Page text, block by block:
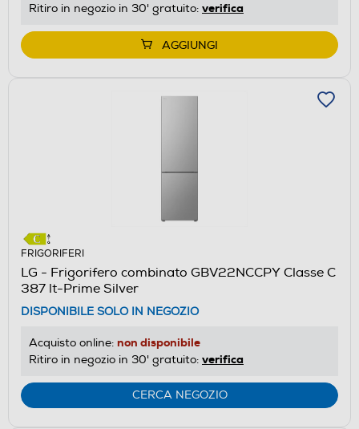
Ritiro in negozio in 30' gratuito: verifica
AGGIUNGI
FRIGORIFERI
LG - Frigorifero combinato GBV22NCCPY Classe C
387 lt-Prime Silver
DISPONIBILE SOLO IN NEGOZIO
Acquisto online: non disponibile
Ritiro in negozio in 30' gratuito: verifica
CERCA NEGOZIO